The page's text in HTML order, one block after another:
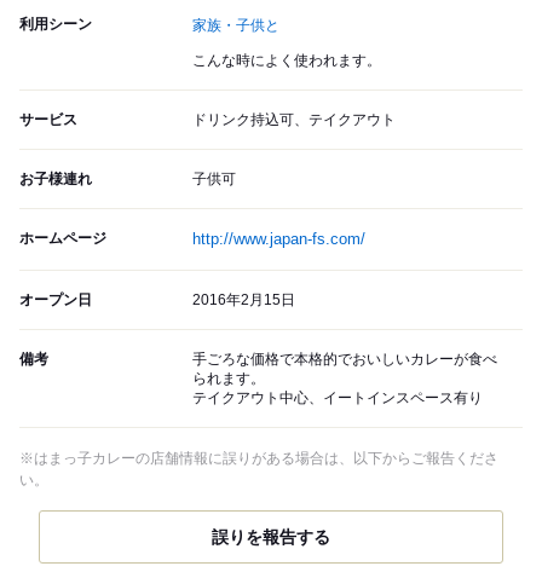
利用シーン 家族・子供と
こんな時によく使われます。
サービス ドリンク持込可、テイクアウト
お子様連れ 子供可
ホームページ http://www.japan-fs.com/
オープン日 2016年2月15日
備考
手ごろな価格で本格的でおいしいカレーが食べ
られます。
テイクアウト中心、イートインスペース有り
※はまっ子カレーの店舗情報に誤りがある場合は、以下からご報告くださ
い。
誤りを報告する